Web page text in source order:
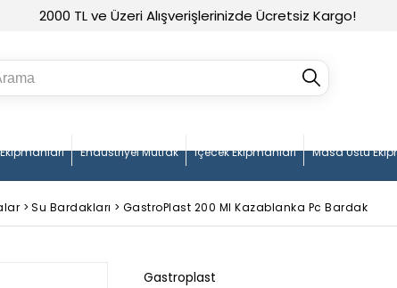
2000 TL ve Üzeri Alışverişlerinizde Ücretsiz Kargo!
Endüstriyel Mutfak İçecek Ekipmanları Masa Üstü
> Su Bardakları > GastroPlast 200 Ml Kazablanka Pc Bardak
Gastroplast